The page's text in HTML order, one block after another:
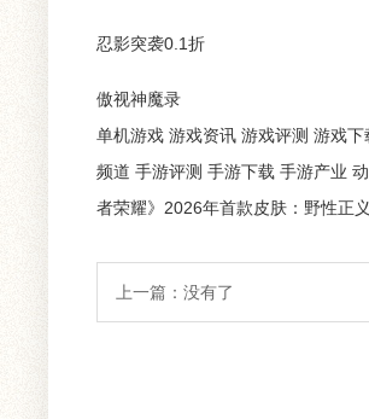
忍影突袭0.1折
傲视神魔录
单机游戏 游戏资讯 游戏评测 游戏
频道 手游评测 手游下载 手游产业
者荣耀》2026年首款皮肤：野性正
上一篇：没有了